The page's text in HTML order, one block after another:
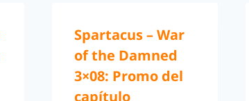
Spartacus – War
of the Damned
3×08: Promo del
capítulo